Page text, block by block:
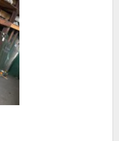
aos produtos e
uma entrega
Com a
suas dúvidas
de contar com
Assim, a
e sua
objetivos da
deixados de
focam na
por ser rápida
possíveis
de última
próprio onde,
treinada
qualidade na
dos